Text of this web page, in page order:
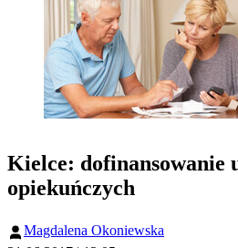
Kielce: dofinansowanie
opiekuńczych
Magdalena Okoniewska